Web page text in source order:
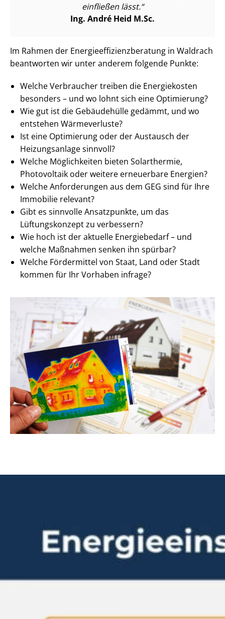
einfließen lässt.
Ing. André Heid M.Sc.
Im Rahmen der En­er­gie­ef­fi­zi­enz­be­ra­tung in Waldrach
beantworten wir unter anderem folgende Punkte:
Welche Verbraucher treiben die Energiekosten
besonders – und wo lohnt sich eine Optimierung?
Wie gut ist die Gebäudehülle gedämmt, und wo
entstehen Wärmeverluste?
Ist eine Optimierung oder der Austausch der
Heizungsanlage sinnvoll?
Welche Möglichkeiten bieten Solarthermie,
Photovoltaik oder weitere erneuerbare Energien?
Welche Anforderungen aus dem GEG sind für Ihre
Immobilie relevant?
Gibt es sinnvolle Ansatzpunkte, um das
Lüftungskonzept zu verbessern?
Wie hoch ist der aktuelle Energiebedarf – und
welche Maßnahmen senken ihn spürbar?
Welche Fördermittel von Staat, Land oder Stadt
kommen für Ihr Vorhaben infrage?